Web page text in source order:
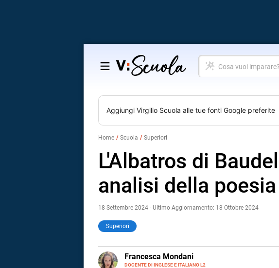
Salta
contenuto
Cosa
vuoi
Aggiungi Virgilio Scuola alle tue fonti Google preferite
Home Scuola Superiori
L'Albatros di
analisi della poesia
18 Settembre 2024 - Ultimo Aggiornamento: 18 Ottobre 2024
Superiori
Francesca Mondani
DOCENTE DI INGLESE E ITALIANO L2
LINKEDIN
INSTAGRAM